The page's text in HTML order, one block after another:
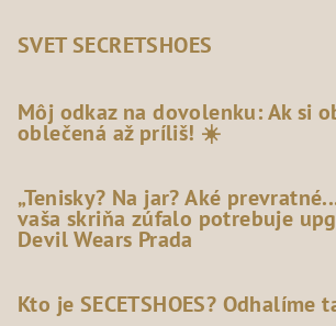
SVET SECRETSHOES
Môj odkaz na dovolenku: Ak si
oblečená až príliš! ☀️
„Tenisky? Na jar? Aké
vaša skriňa zúfalo potrebuje
Devil Wears Prada
Kto je SECETSHOES? Odhalíme